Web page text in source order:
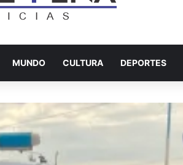
MUNDO CULTURA DEPORTES